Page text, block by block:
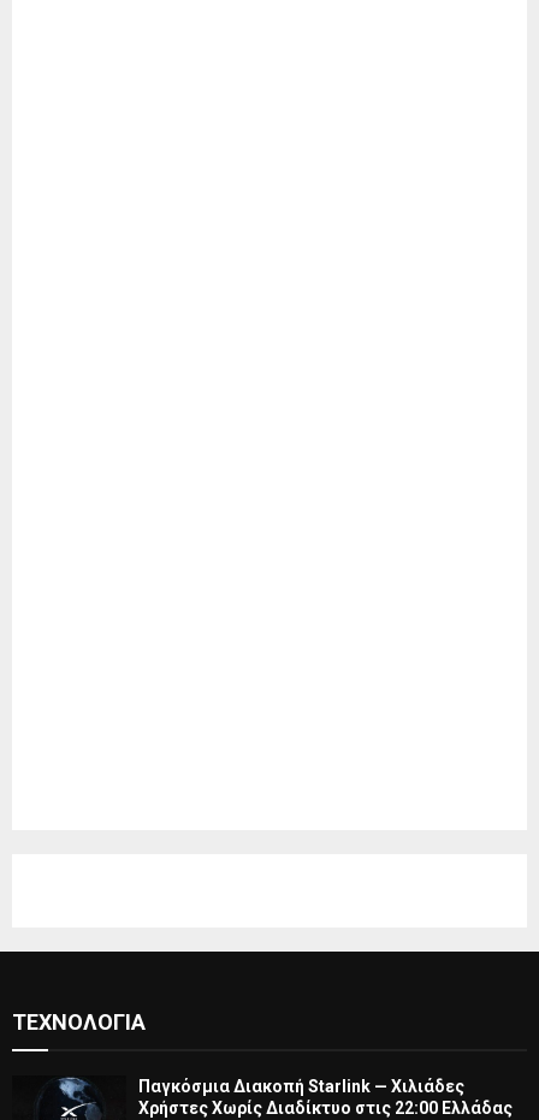
ΤΕΧΝΟΛΟΓΊΑ
Παγκόσμια Διακοπή Starlink — Χιλιάδες
Χρήστες Χωρίς Διαδίκτυο στις 22:00 Ελλάδας